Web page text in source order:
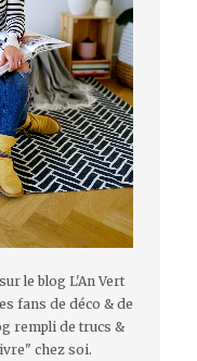
le blog L'An Vert
fans de déco & de
rempli de trucs &
chez soi.